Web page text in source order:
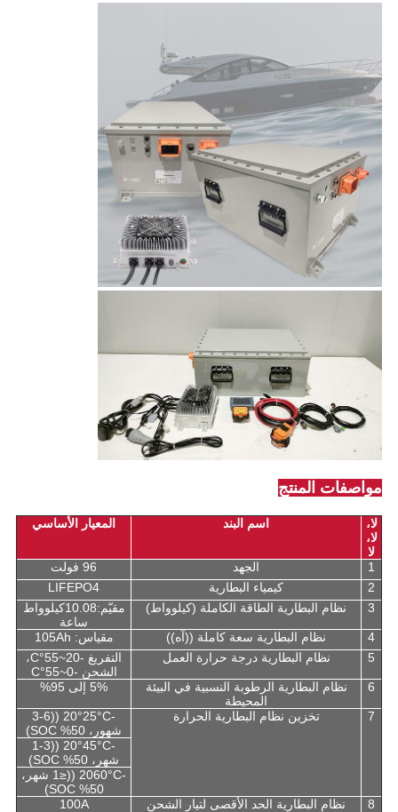
مواصفات المنتج
لا،
لا،
لا
اسم البند المعيار الأساسي
1 الجهد
96 فولت
2
كيمياء البطارية
LIFEPO4
3
نظام البطارية الطاقة الكاملة (كيلوواط)
مقيّم:10.08كيلوواط
ساعة
4
نظام البطارية سعة كاملة ((آه))
مقياس: 105Ah
5
نظام البطارية درجة حرارة العمل
التفريغ -20~55°C،
الشحن -0~55°C
6
نظام البطارية الرطوبة النسبية في البيئة
المحيطة
5% إلى 95%
7 تخزين نظام البطارية الحرارة
-20°25°C ((3-6
شهور، 50% SOC)
-20°45°C ((1-3
شهر، 50% SOC)
-2060°C ((≤1 شهر،
50% SOC)
8
نظام البطارية الحد الأقصى لتيار الشحن
100A